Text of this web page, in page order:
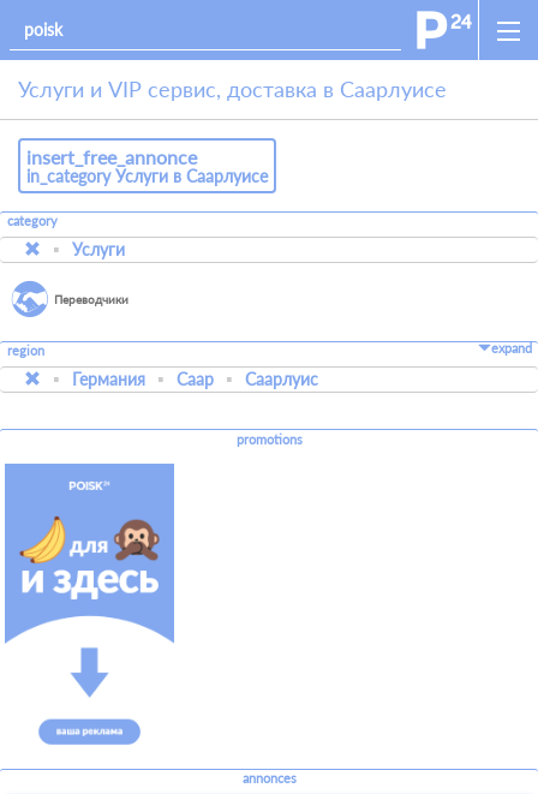
Услуги и VIP сервис, доставка в Саарлуисе
insert_free_annonce
in_category Услуги в Саарлуисе
category
Услуги
Переводчики
region expand
Германия Саар Саарлуис
promotions
annonces